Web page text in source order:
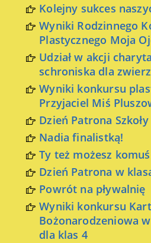
Kolejny sukces
Wyniki Rodzinnego
Plastycznego Moja
Udział w akcji
schroniska dla
Wyniki konkursu
Przyjaciel Miś
Dzień Patrona Szkoły
Nadia finalistką!
Ty też możesz
Dzień Patrona w
Powrót na pływalnię
Wyniki konkursu
Bożonarodzeniowa
dla klas 4